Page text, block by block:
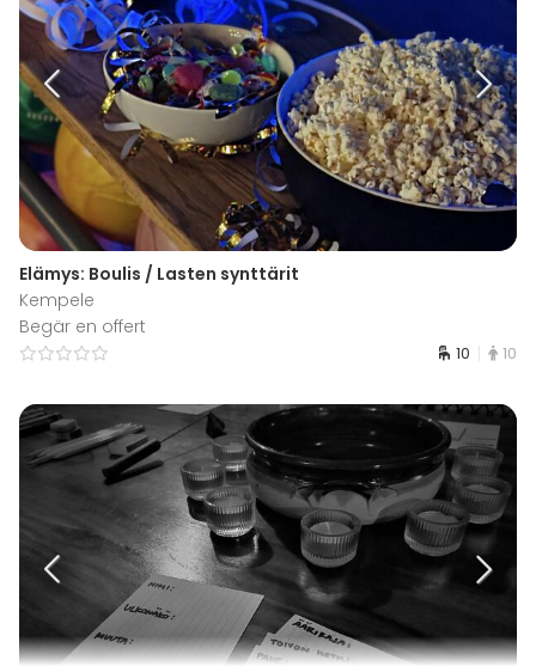
Elämys: Boulis / Lasten synttärit
Kempele
Begär en offert
10 10